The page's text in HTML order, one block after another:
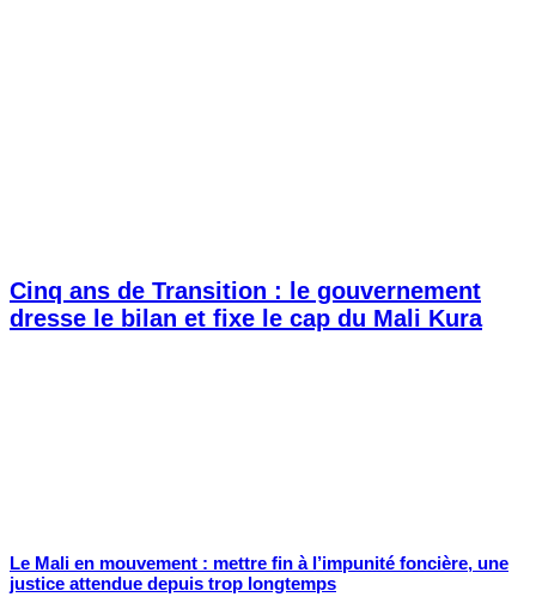
Cinq ans de Transition : le gouvernement
dresse le bilan et fixe le cap du Mali Kura
Le Mali en mouvement : mettre fin à l’impunité foncière, une
justice attendue depuis trop longtemps